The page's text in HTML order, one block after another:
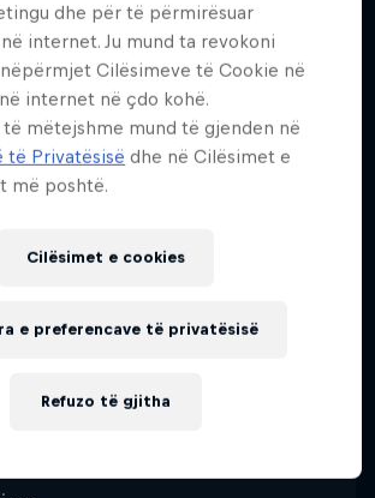
most popular
Diogo ‘Movemind’ da
the jump from
virtual matches to
games.
dhe për të përmirësuar
internet. Ju mund ta revokoni
Cilësimeve të Cookie në
internet në çdo kohë.
mëtejshme mund të gjenden në
të Privatësisë dhe në Cilësimet e
më poshtë.
Cilësimet e cookies
Refuzo të gjitha
e preferencave të privatësisë